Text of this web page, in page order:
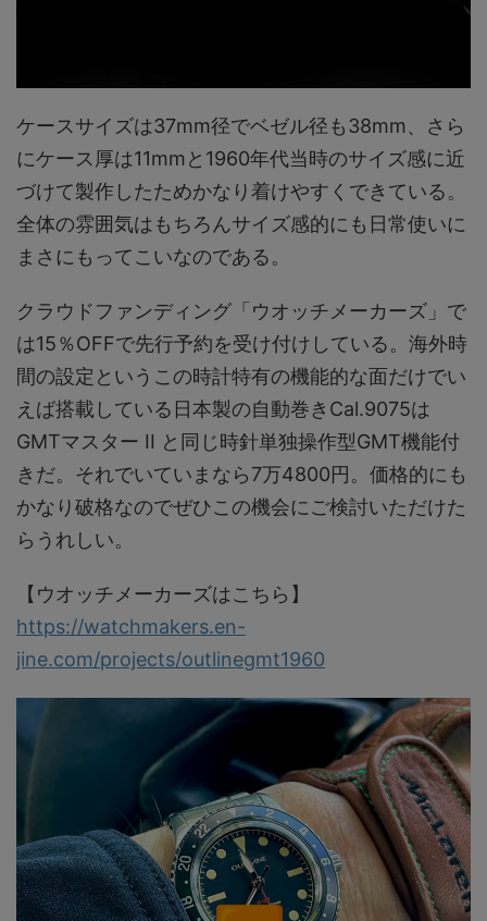
ケースサイズは37mm径でベゼル径も38mm、さら
にケース厚は11mmと1960年代当時のサイズ感に近
づけて製作したためかなり着けやすくできている。
全体の雰囲気はもちろんサイズ感的にも日常使いに
まさにもってこいなのである。
クラウドファンディング「ウオッチメーカーズ」で
は15％OFFで先行予約を受け付けしている。海外時
間の設定というこの時計特有の機能的な面だけでい
えば搭載している日本製の自動巻きCal.9075は
GMTマスター II と同じ時針単独操作型GMT機能付
きだ。それでいていまなら7万4800円。価格的にも
かなり破格なのでぜひこの機会にご検討いただけた
らうれしい。
【ウオッチメーカーズはこちら】
https://watchmakers.en-
jine.com/projects/outlinegmt1960